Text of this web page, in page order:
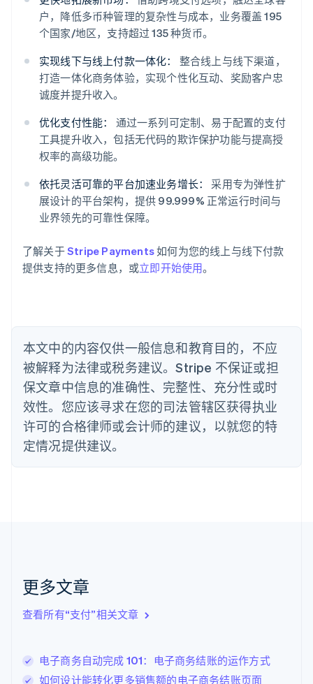
户，降低多币种管理的复杂性与成本，业务覆盖 195
个国家/地区，支持超过 135 种货币。
实现线下与线上付款一体化：
整合线上与线下渠道，
打造一体化商务体验，实现个性化互动、奖励客户忠
诚度并提升收入。
优化支付性能：
通过一系列可定制、易于配置的支付
工具提升收入，包括无代码的欺诈保护功能与提高授
权率的高级功能。
依托灵活可靠的平台加速业务增长：
采用专为弹性扩
展设计的平台架构，提供 99.999% 正常运行时间与
业界领先的可靠性保障。
了解关于Stripe Payments如何为您的线上与线下付款
提供支持的更多信息，或立即开始使用。
本文中的内容仅供一般信息和教育目的，不应
被解释为法律或税务建议。Stripe 不保证或担
保文章中信息的准确性、完整性、充分性或时
效性。您应该寻求在您的司法管辖区获得执业
许可的合格律师或会计师的建议，以就您的特
定情况提供建议。
更多文章
查看所有“支付”相关文章
电子商务自动完成 101：电子商务结账的运作方式
如何设计能转化更多销售额的电子商务结账页面
阿联酋
爱尔兰
English
爱沙尼亚
English
奥地利
DeutschEnglish
澳大利亚
English
PortuguêsEnglish
保加利亚
English
丹麦
English
德国
DeutschEnglish
法国
FrançaisEnglish
芬兰
EnglishSvenska
English
English
卢森堡